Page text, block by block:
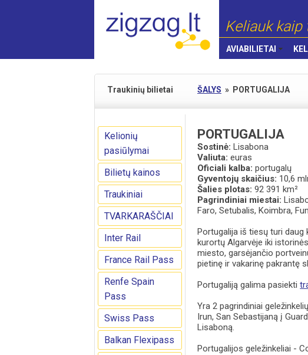
Keliauk kaip
AVIABILIETAI
Traukinių bilietai ŠALYS » PORTUGALIJA
Kelionių
pasiūlymai
Bilietų kainos
Traukiniai
TVARKARAŠČIAI
Inter Rail
France Rail Pass
Renfe Spain
Pass
Swiss Pass
Balkan Flexipass
PORTUGALIJA
Sostinė: Lisabona
Valiuta: euras
Oficiali kalba: portugalų
Gyventojų skaičius: 10,6
Šalies plotas: 92 391 km²
Pagrindiniai miestai:
Faro, Setubalis, Koimbra,
Portugalija iš tiesų turi daug
kurortų Algarvėje iki
miesto, garsėjančio
pietinę ir vakarinę pakrantę
Portugaliją galima pasiekti
Yra 2 pagrindiniai
Irun, San Sebastijaną į
Lisaboną.
Portugalijos geležinkeliai -